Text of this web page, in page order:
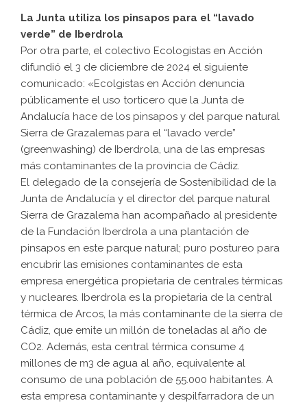
La Junta utiliza los pinsapos para el “lavado
verde” de Iberdrola
Por otra parte, el colectivo Ecologistas en Acción
difundió el 3 de diciembre de 2024 el siguiente
comunicado: «Ecolgistas en Acción denuncia
públicamente el uso torticero que la Junta de
Andalucía hace de los pinsapos y del parque natural
Sierra de Grazalemas para el “lavado verde”
(greenwashing) de Iberdrola, una de las empresas
más contaminantes de la provincia de Cádiz.
El delegado de la consejería de Sostenibilidad de la
Junta de Andalucía y el director del parque natural
Sierra de Grazalema han acompañado al presidente
de la Fundación Iberdrola a una plantación de
pinsapos en este parque natural; puro postureo para
encubrir las emisiones contaminantes de esta
empresa energética propietaria de centrales térmicas
y nucleares. Iberdrola es la propietaria de la central
térmica de Arcos, la más contaminante de la sierra de
Cádiz, que emite un millón de toneladas al año de
CO2. Además, esta central térmica consume 4
millones de m3 de agua al año, equivalente al
consumo de una población de 55.000 habitantes. A
esta empresa contaminante y despilfarradora de un